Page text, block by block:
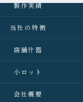
製作実績
当社の特徴
店舗什器
小ロット
会社概要